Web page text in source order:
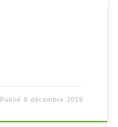
Publié8 décembre 2019